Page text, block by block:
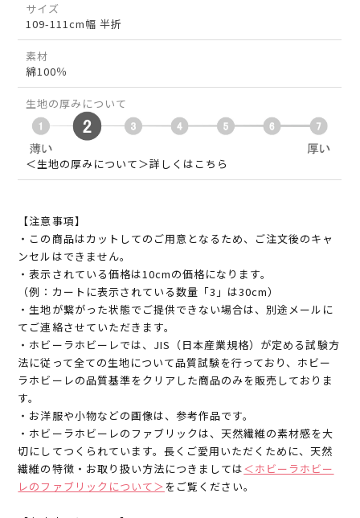
サイズ
109-111cm幅 半折
素材
綿100％
生地の厚みについて
＜生地の厚みについて＞詳しくはこちら
【注意事項】
・この商品はカットしてのご用意となるため、ご注文後のキャ
ンセルはできません。
・表示されている価格は10cmの価格になります。
（例：カートに表示されている数量「3」は30cm）
・生地が繋がった状態でご提供できない場合は、別途メールに
てご連絡させていただきます。
・ホビーラホビーレでは、JIS（日本産業規格）が定める試験方
法に従って全ての生地について品質試験を行っており、ホビー
ラホビーレの品質基準をクリアした商品のみを販売しておりま
す。
・お洋服や小物などの画像は、参考作品です。
・ホビーラホビーレのファブリックは、天然繊維の素材感を大
切にしてつくられています。長くご愛用いただくために、天然
繊維の特徴・お取り扱い方法につきましては＜ホビーラホビー
レのファブリックについて＞ をご覧ください。